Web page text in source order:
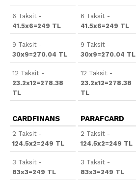
6 Taksit -
41.5x6=249 TL
9 Taksit -
30x9=270.04 TL
12 Taksit -
23.2x12=278.38
TL
6 Taksit -
41.5x6=249 TL
9 Taksit -
30x9=270.04 TL
12 Taksit -
23.2x12=278.38
TL
CARDFINANS
2 Taksit -
124.5x2=249 TL
3 Taksit -
83x3=249 TL
PARAFCARD
2 Taksit -
124.5x2=249 TL
3 Taksit -
83x3=249 TL